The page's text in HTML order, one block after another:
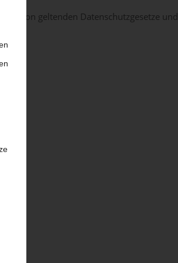
Union geltenden Datenschutzgesetze und